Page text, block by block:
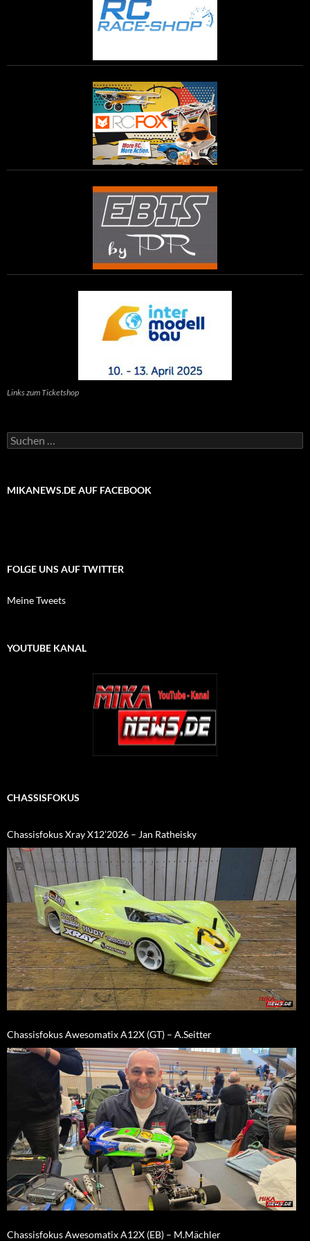
Links zum Ticketshop
Suchen
nach:
MIKANEWS.DE AUF FACEBOOK
FOLGE UNS AUF TWITTER
Meine Tweets
YOUTUBE KANAL
CHASSISFOKUS
Chassisfokus Xray X12’2026 – Jan Ratheisky
Chassisfokus Awesomatix A12X (GT) – A.Seitter
Chassisfokus Awesomatix A12X (EB) – M.Mächler